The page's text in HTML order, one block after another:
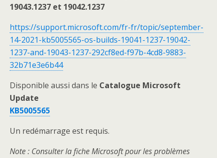
19043.1237 et 19042.1237
https://support.microsoft.com/fr-fr/topic/september-
14-2021-kb5005565-os-builds-19041-1237-19042-
1237-and-19043-1237-292cf8ed-f97b-4cd8-9883-
32b71e3e6b44
Disponible aussi dans le Catalogue Microsoft
Update
KB5005565
Un redémarrage est requis.
Note : Consulter la fiche Microsoft pour les problèmes